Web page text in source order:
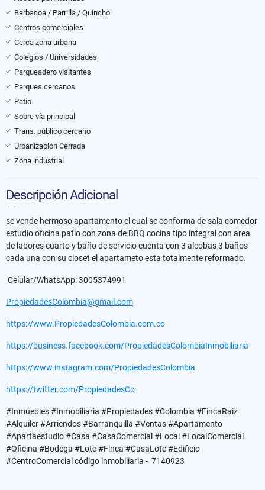
Barbacoa / Parrilla / Quincho
Centros comerciales
Cerca zona urbana
Colegios / Universidades
Parqueadero visitantes
Parques cercanos
Patio
Sobre vía principal
Trans. público cercano
Urbanización Cerrada
Zona industrial
Descripción Adicional
se vende hermoso apartamento el cual se conforma de sala comedor
estudio oficina patio con zona de BBQ cocina tipo integral con area
de labores cuarto y baño de servicio cuenta con 3 alcobas 3 baños
cada una con su closet el apartameto esta totalmente reformado.
Celular/WhatsApp: 3005374991
PropiedadesColombia@gmail.com
https://www.PropiedadesColombia.com.co
https://business.facebook.com/PropiedadesColombiaInmobiliaria
https://www.instagram.com/PropiedadesColombia
https://twitter.com/PropiedadesCo
#Inmuebles #Inmobiliaria #Propiedades #Colombia #FincaRaiz
#Alquiler #Arriendos #Barranquilla #Ventas #Apartamento
#Apartaestudio #Casa #CasaComercial #Local #LocalComercial
#Oficina #Bodega #Lote #Finca #CasaLote #Edificio
#CentroComercial código inmobiliaria - 7140923